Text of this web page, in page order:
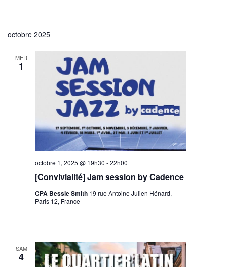
octobre 2025
MER
1
[Convivialité] Jam session by Cadence
octobre 1, 2025 @ 19h30 -22h00
CPA Bessie Smith 19 rue Antoine Julien Hénard,
Paris 12, France
SAM
4